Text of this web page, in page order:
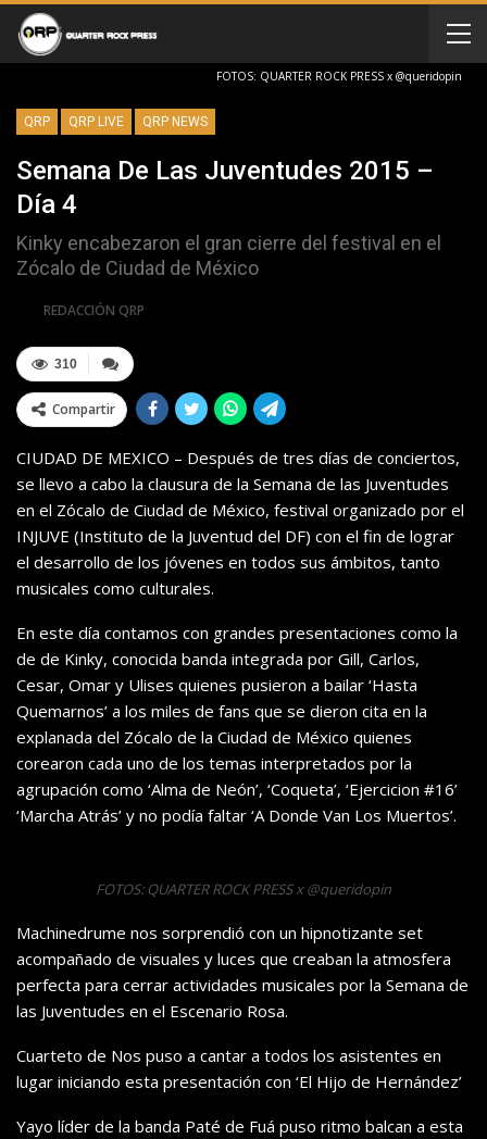
FOTOS: QUARTER ROCK PRESS x @queridopin
QRP QRP LIVE QRP NEWS
Semana De Las Juventudes 2015 –
Día 4
Kinky encabezaron el gran cierre del festival en el
Zócalo de Ciudad de México
REDACCIÓN QRP
310
Compartir
CIUDAD DE MEXICO – Después de tres días de conciertos,
se llevo a cabo la clausura de la Semana de las Juventudes
en el Zócalo de Ciudad de México, festival organizado por el
INJUVE (Instituto de la Juventud del DF) con el fin de lograr
el desarrollo de los jóvenes en todos sus ámbitos, tanto
musicales como culturales.
En este día contamos con grandes presentaciones como la
de de Kinky, conocida banda integrada por Gill, Carlos,
Cesar, Omar y Ulises quienes pusieron a bailar ‘Hasta
Quemarnos’ a los miles de fans que se dieron cita en la
explanada del Zócalo de la Ciudad de México quienes
corearon cada uno de los temas interpretados por la
agrupación como ‘Alma de Neón’, ‘Coqueta’, ‘Ejercicion #16’
‘Marcha Atrás’ y no podía faltar ‘A Donde Van Los Muertos’.
FOTOS: QUARTER ROCK PRESS x @queridopin
Machinedrume nos sorprendió con un hipnotizante set
acompañado de visuales y luces que creaban la atmosfera
perfecta para cerrar actividades musicales por la Semana de
las Juventudes en el Escenario Rosa.
Cuarteto de Nos puso a cantar a todos los asistentes en
lugar iniciando esta presentación con ‘El Hijo de Hernández’
Yayo líder de la banda Paté de Fuá puso ritmo balcan a esta